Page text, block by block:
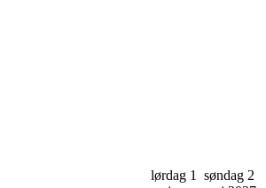
lørdag 1
søndag 2